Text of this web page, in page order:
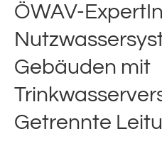
ÖWAV-
Gebäuden mit
Getrennte